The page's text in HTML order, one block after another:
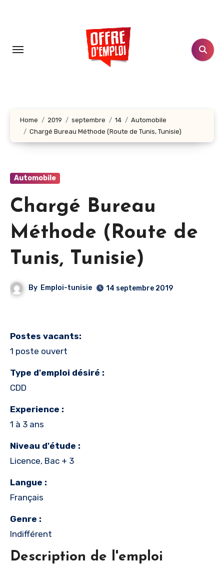
principal
Home 2019 septembre 14
Automobile
Chargé Bureau Méthode (Route de Tunis, Tunisie)
Automobile
Chargé Bureau
Méthode (Route de
Tunis, Tunisie)
By Emploi-tunisie 14 septembre 2019
Postes vacants:
1 poste ouvert
Type d'emploi désiré :
CDD
Experience :
1 à 3 ans
Niveau d'étude :
Licence, Bac + 3
Langue :
Français
Genre :
Indifférent
Description de l'emploi